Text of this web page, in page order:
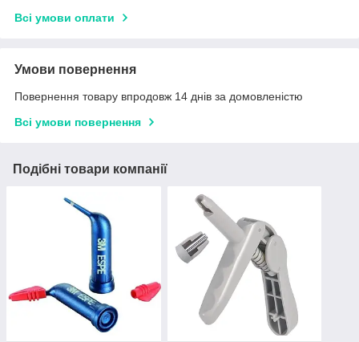
Всі умови оплати
Умови повернення
Повернення товару впродовж 14 днів за домовленістю
Всі умови повернення
Подібні товари компанії